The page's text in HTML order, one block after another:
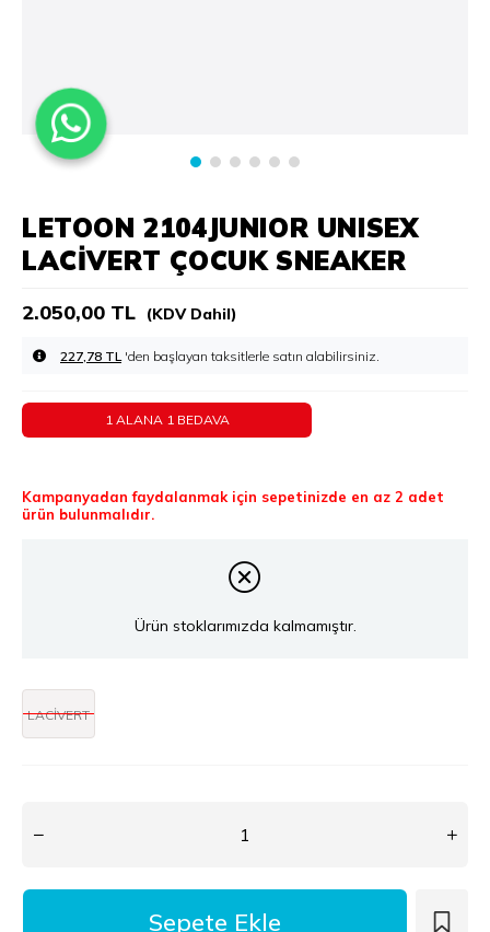
LETOON 2104JUNIOR UNISEX
LACIVERT ÇOCUK SNEAKER
2.050,00 TL (KDV Dahil)
227,78 TL 'den başlayan taksitlerle
1 ALANA 1 BEDAVA
Kampanyadan faydalanmak için sepetinizde en az 2 adet
ürün bulunmalıdır.
Ürün stoklarımızda kalmamıştır.
LACİVERT